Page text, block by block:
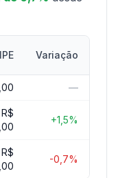
Variação
—
R$
+1,5%
R$
-0,7%